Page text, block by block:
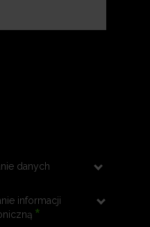
danych
informacji
*